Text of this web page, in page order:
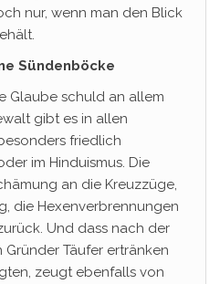
nur, wenn man den Blick
Sündenböcke
Glaube schuld an allem
gibt es in allen
friedlich
im Hinduismus. Die
an die Kreuzzüge,
die Hexenverbrennungen
Und dass nach der
Täufer ertränken
zeugt ebenfalls von